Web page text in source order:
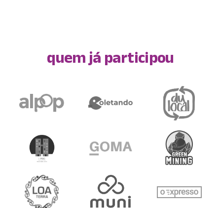
quem já participou